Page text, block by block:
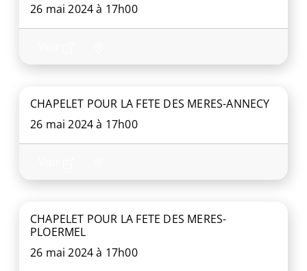
26 mai 2024 à 17h00
CHAPELET POUR LA FETE DES MERES-ANNECY
26 mai 2024 à 17h00
CHAPELET POUR LA FETE DES MERES-
PLOERMEL
26 mai 2024 à 17h00